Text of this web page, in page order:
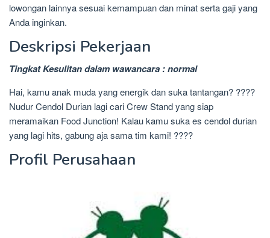
lowongan lainnya sesuai kemampuan dan minat serta gaji yang
Anda inginkan.
Deskripsi Pekerjaan
Tingkat Kesulitan dalam wawancara : normal
Hai, kamu anak muda yang energik dan suka tantangan? ????
Nudur Cendol Durian lagi cari Crew Stand yang siap
meramaikan Food Junction! Kalau kamu suka es cendol durian
yang lagi hits, gabung aja sama tim kami! ????
Profil Perusahaan